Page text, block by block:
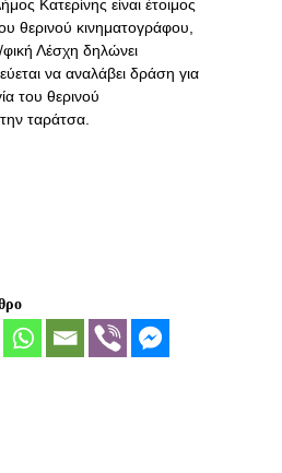
Κατερίνης είναι έτοιμος
θερινού κινηματογράφου,
Λέσχη δηλώνει
να αναλάβει δράση για
του θερινού
ταράτσα.